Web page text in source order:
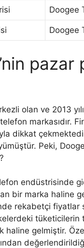
Doogee
Doogee
pazar
olan ve 2013
markasıdır.
dikkat
Peki,
endüstrisinde
bir marka haline
rekabetçi fiyatlar
tüketicilerin
haline gelmiştir.